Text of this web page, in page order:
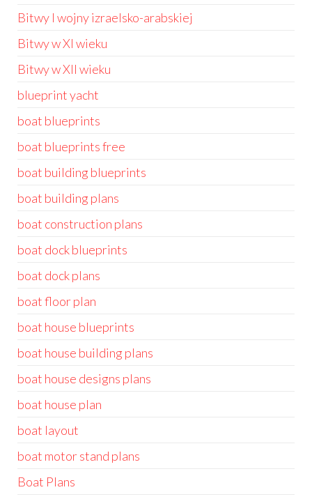
Bitwy I wojny izraelsko-arabskiej
Bitwy w XI wieku
Bitwy w XII wieku
blueprint yacht
boat blueprints
boat blueprints free
boat building blueprints
boat building plans
boat construction plans
boat dock blueprints
boat dock plans
boat floor plan
boat house blueprints
boat house building plans
boat house designs plans
boat house plan
boat layout
boat motor stand plans
Boat Plans